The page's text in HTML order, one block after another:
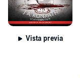
Vista previa